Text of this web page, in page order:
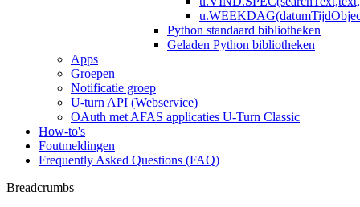
Python standaard bibliotheken
Geladen Python bibliotheken
Apps
Groepen
Notificatie groep
U-turn API (Webservice)
OAuth met AFAS applicaties U-Turn Classic
How-to's
Foutmeldingen
Frequently Asked Questions (FAQ)
Breadcrumbs